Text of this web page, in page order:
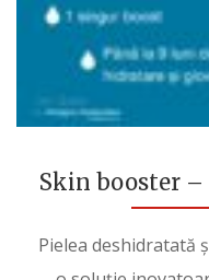
Skin booster –
Pielea deshidratată